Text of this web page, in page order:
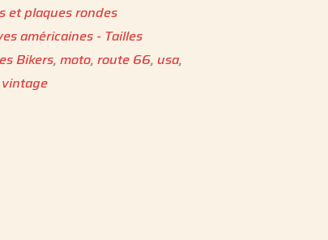
et plaques rondes
américaines - Tailles
Bikers,moto,route 66,usa,
vintage